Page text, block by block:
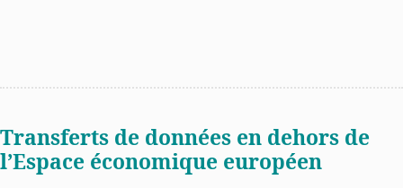
Transferts de données en dehors de
l’Espace économique européen